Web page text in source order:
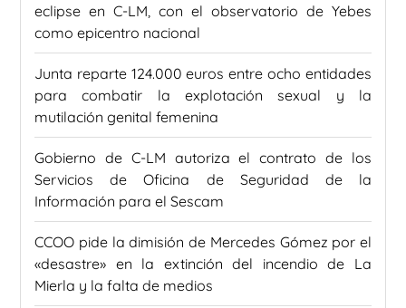
eclipse en C-LM, con el observatorio de Yebes
como epicentro nacional
Junta reparte 124.000 euros entre ocho entidades
para combatir la explotación sexual y la
mutilación genital femenina
Gobierno de C-LM autoriza el contrato de los
Servicios de Oficina de Seguridad de la
Información para el Sescam
CCOO pide la dimisión de Mercedes Gómez por el
«desastre» en la extinción del incendio de La
Mierla y la falta de medios